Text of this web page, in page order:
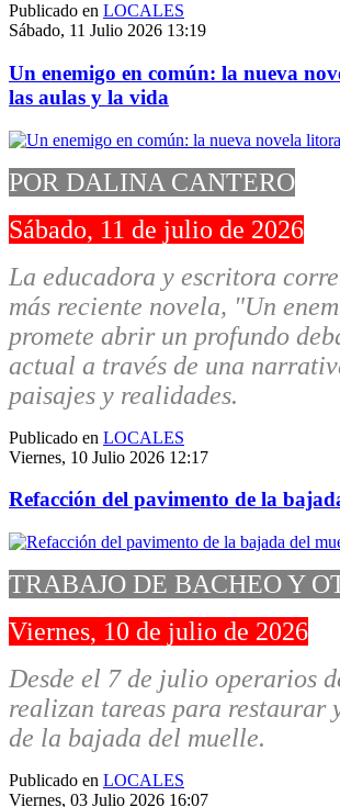
Publicado en LOCALES
Sábado, 11 Julio 2026 13:19
Un enemigo en común: la nueva
las aulas y la vida
POR DALINA CANTERO
Sábado, 11 de julio de 2026
La educadora y escritora
más reciente novela, "Un
promete abrir un profundo
actual a través de una
paisajes y realidades.
Publicado en LOCALES
Viernes, 10 Julio 2026 12:17
Refacción del pavimento de la
TRABAJO DE BACHEO Y
Viernes, 10 de julio de 2026
Desde el 7 de julio operarios
realizan tareas para
de la bajada del muelle.
Publicado en LOCALES
Viernes, 03 Julio 2026 16:07